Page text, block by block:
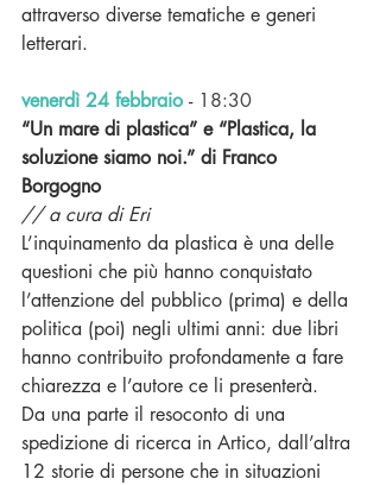
attraverso diverse tematiche e generi
letterari.
venerdì 24 febbraio - 18:30
“Un mare di plastica” e “Plastica, la
soluzione siamo noi.” di Franco
Borgogno
// a cura di Eri
L’inquinamento da plastica è una delle
questioni che più hanno conquistato
l’attenzione del pubblico (prima) e della
politica (poi) negli ultimi anni: due libri
hanno contribuito profondamente a fare
chiarezza e l’autore ce li presenterà.
Da una parte il resoconto di una
spedizione di ricerca in Artico, dall’altra
12 storie di persone che in situazioni